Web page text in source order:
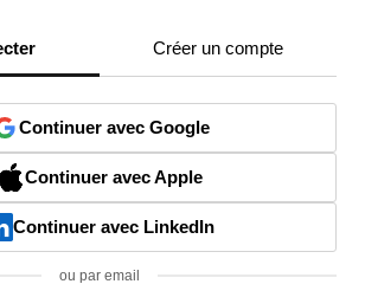
Créer un compte
Continuer avec Google
Continuer avec Apple
Continuer avec LinkedIn
ou par email